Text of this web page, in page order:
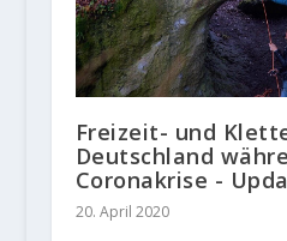
Freizeit- und
Deutschland
Coronakrise -
20. April 2020